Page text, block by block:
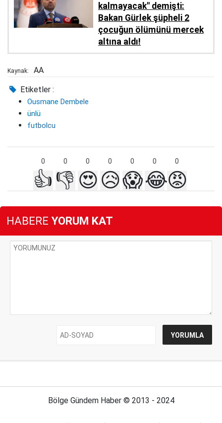
kalmayacak'' demişti:
Bakan Gürlek şüpheli 2
çocuğun ölümünü mercek
altına aldı!
Kaynak: AA
Etiketler :
Ousmane Dembele
ünlü
futbolcu
0 0 0 0 0 0 0
👍 👎 😍😥😱😂😡
HABERE YORUM KAT
Bölge Gündem Haber © 2013 - 2024